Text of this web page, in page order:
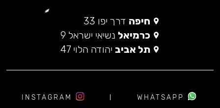
חיפה דרך יפו 33
כרמיאל נשיאי ישראל 9
תל אביב יהודה הלוי 47
WHATSAPP
INSTAGRAM